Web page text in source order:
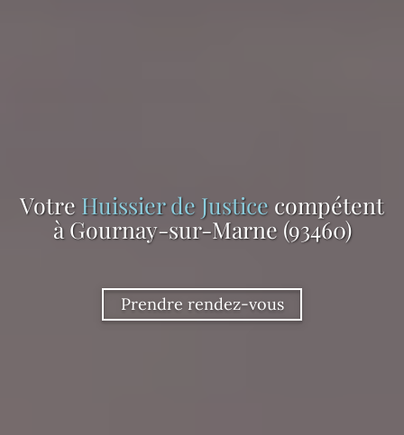
Votre Huissier de Justice compétent
à Gournay-sur-Marne (93460)
Prendre rendez-vous